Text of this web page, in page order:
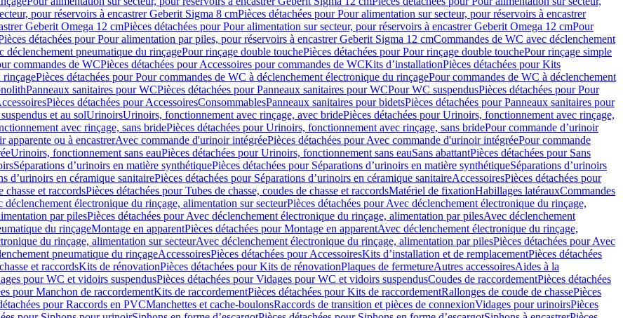
pour réservoirs à encastrer Geberit Sigma 8 cmPièces détachées pour Pour alimentation sur secteur, pour réservoirs à encastrer
Geberit Omega 12 cmPièces détachées pour Pour alimentation sur secteur, pour réservoirs à encastrer Geberit Omega 12 cmPour
détachées pour Pour alimentation par piles, pour réservoirs à encastrer Geberit Sigma 12 cmCommandes de WC avec déclenchement
déclenchement pneumatique du rinçagePour rinçage double touchePièces détachées pour Pour rinçage double touchePour rinçage simple
commandes de WCPièces détachées pour Accessoires pour commandes de WCKits d’installationPièces détachées pour Kits
rinçagePièces détachées pour Pour commandes de WC à déclenchement électronique du rinçagePour commandes de WC à déclenchement
Panneaux sanitaires pour WCPièces détachées pour Panneaux sanitaires pour WCPour WC suspendusPièces détachées pour Pour
Pièces détachées pour AccessoiresConsommablesPanneaux sanitaires pour bidetsPièces détachées pour Panneaux sanitaires pour
et au solUrinoirsUrinoirs, fonctionnement avec rinçage, avec bridePièces détachées pour Urinoirs, fonctionnement avec rinçage,
avec rinçage, sans bridePièces détachées pour Urinoirs, fonctionnement avec rinçage, sans bridePour commande d’urinoir
apparente ou à encastrerAvec commande d'urinoir intégréePièces détachées pour Avec commande d'urinoir intégréePour commande
Urinoirs, fonctionnement sans eauPièces détachées pour Urinoirs, fonctionnement sans eauSans abattantPièces détachées pour Sans
Séparations d’urinoirs en matière synthétiquePièces détachées pour Séparations d’urinoirs en matière synthétiqueSéparations d’urinoirs
d’urinoirs en céramique sanitairePièces détachées pour Séparations d’urinoirs en céramique sanitaireAccessoiresPièces détachées pour
chasse et raccordsPièces détachées pour Tubes de chasse, coudes de chasse et raccordsMatériel de fixationHabillages latérauxCommandes
déclenchement électronique du rinçage, alimentation sur secteurPièces détachées pour Avec déclenchement électronique du rinçage,
par pilesPièces détachées pour Avec déclenchement électronique du rinçage, alimentation par pilesAvec déclenchement
du rinçageMontage en apparentPièces détachées pour Montage en apparentAvec déclenchement électronique du rinçage,
du rinçage, alimentation sur secteurAvec déclenchement électronique du rinçage, alimentation par pilesPièces détachées pour Avec
pneumatique du rinçageAccessoiresPièces détachées pour AccessoiresKits d’installation et de remplacementPièces détachées
et raccordsKits de rénovationPièces détachées pour Kits de rénovationPlaques de fermetureAutres accessoiresAides à la
pour WC et vidoirs suspendusPièces détachées pour Vidages pour WC et vidoirs suspendusCoudes de raccordementPièces détachées
pour Manchon de raccordementKits de raccordementPièces détachées pour Kits de raccordementRallonges de coude de chassePièces
pour Raccords en PVCManchettes et cache-boulonsRaccords de transition et pièces de connexionVidages pour urinoirsPièces